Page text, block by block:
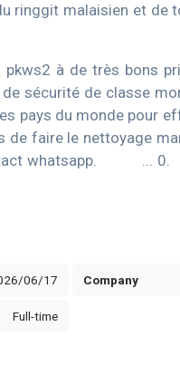
ringgit malaisien et de
à de très bons
sécurité de classe
pays du monde pour
faire le nettoyage
Contact
06/17 Company
Full-time